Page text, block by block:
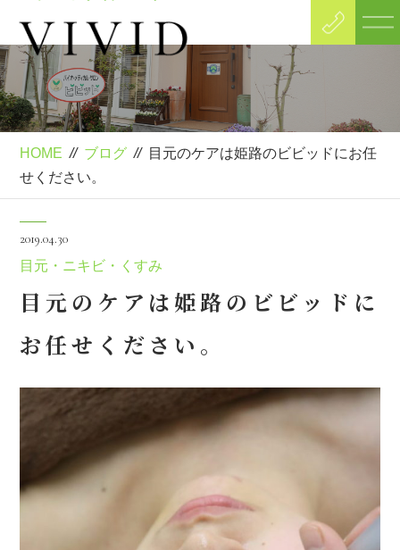
Blog
ブログ
HOME // ブログ //
目元のケアは姫路のビビッドにお任
せください。
2019.04.30
目元・ニキビ・くすみ
目元のケアは姫路のビビッドに
お任せください。